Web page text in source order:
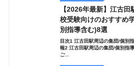
【2026年最新】江古
校受験向けのおすすめ
別指導含む)8選
目次1 江古田駅周辺の集団/個別
報2 江古田駅周辺の集団/個別指
ご...